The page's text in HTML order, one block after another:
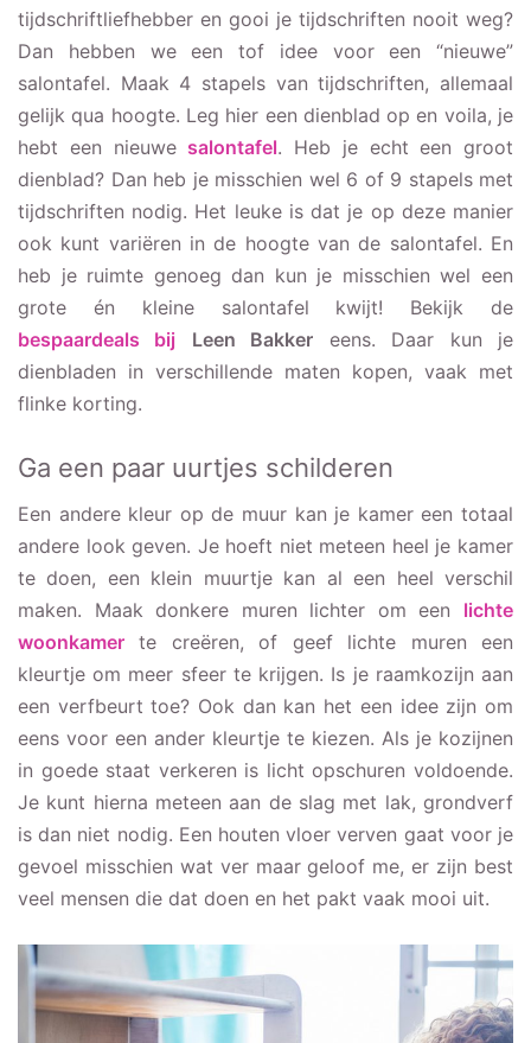
tijdschriftliefhebber en gooi je tijdschriften nooit weg?
Dan hebben we een tof idee voor een “nieuwe”
salontafel. Maak 4 stapels van tijdschriften, allemaal
gelijk qua hoogte. Leg hier een dienblad op en voila, je
hebt een nieuwe salontafel. Heb je echt een groot
dienblad? Dan heb je misschien wel 6 of 9 stapels met
tijdschriften nodig. Het leuke is dat je op deze manier
ook kunt variëren in de hoogte van de salontafel. En
heb je ruimte genoeg dan kun je misschien wel een
grote én kleine salontafel kwijt! Bekijk de
bespaardeals bij
Leen Bakker eens. Daar kun je
dienbladen in verschillende maten kopen, vaak met
flinke korting.
Ga een paar uurtjes schilderen
Een andere kleur op de muur kan je kamer een totaal
andere look geven. Je hoeft niet meteen heel je kamer
te doen, een klein muurtje kan al een heel verschil
maken. Maak donkere muren lichter om een lichte
woonkamer te creëren, of geef lichte muren een
kleurtje om meer sfeer te krijgen. Is je raamkozijn aan
een verfbeurt toe? Ook dan kan het een idee zijn om
eens voor een ander kleurtje te kiezen. Als je kozijnen
in goede staat verkeren is licht opschuren voldoende.
Je kunt hierna meteen aan de slag met lak, grondverf
is dan niet nodig. Een houten vloer verven gaat voor je
gevoel misschien wat ver maar geloof me, er zijn best
veel mensen die dat doen en het pakt vaak mooi uit.